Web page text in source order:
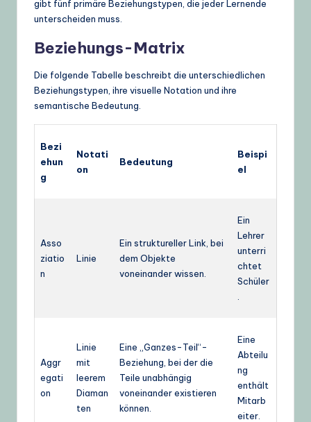
gibt fünf primäre Beziehungstypen, die jeder Lernende
unterscheiden muss.
Beziehungs-Matrix
Die folgende Tabelle beschreibt die unterschiedlichen
Beziehungstypen, ihre visuelle Notation und ihre
semantische Bedeutung.
Bezi
ehun
g
Notati
on
Bedeutung
Beispi
el
Asso
ziatio
n
Linie
Ein struktureller Link, bei
dem Objekte
voneinander wissen.
Ein
Lehrer
unterri
chtet
Schüler
Aggr
egati
on
Linie
mit
leerem
Diaman
ten
Eine „Ganzes-Teil“-
Beziehung, bei der die
Teile unabhängig
voneinander existieren
können.
Eine
Abteilu
ng
enthält
Mitarb
eiter.